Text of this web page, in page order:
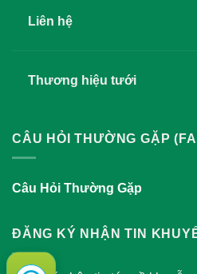
Liên hệ
Thương hiệu tưới
CÂU HỎI THƯỜNG GẶP
Câu Hỏi Thường Gặp
ĐĂNG KÝ NHẬN TIN